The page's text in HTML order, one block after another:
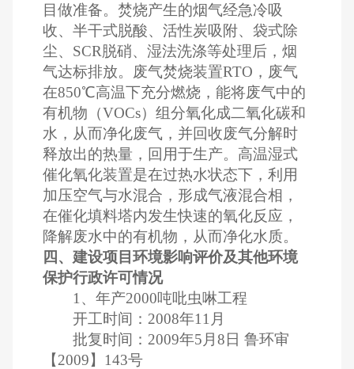
目做准备。焚烧产生的烟气经急冷吸
收、半干式脱酸、活性炭吸附、袋式除
尘、SCR脱硝、湿法洗涤等处理后，烟
气达标排放。废气焚烧装置RTO，废气
在850℃高温下充分燃烧，能将废气中的
有机物（VOCs）组分氧化成二氧化碳和
水，从而净化废气，并回收废气分解时
释放出的热量，回用于生产。高温湿式
催化氧化装置是在过热水状态下，利用
加压空气与水混合，形成气液混合相，
在催化填料塔内发生快速的氧化反应，
降解废水中的有机物，从而净化水质。
四、建设项目环境影响评价及其他环境
保护行政许可情况
1、年产2000吨吡虫啉工程
开工时间：2008年11月
批复时间：2009年5月8日 鲁环审
【2009】143号